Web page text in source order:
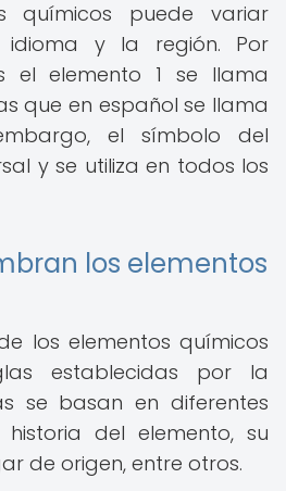
químicos puede variar
idioma y la región. Por
el elemento 1 se llama
que en español se llama
el símbolo del
y se utiliza en todos los
los elementos
los elementos químicos
establecidas por la
se basan en diferentes
del elemento, su
de origen, entre otros.